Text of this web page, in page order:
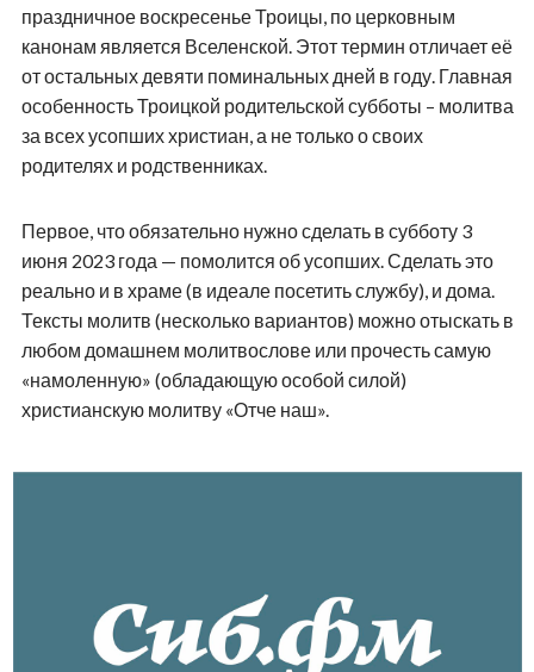
праздничное воскресенье Троицы, по церковным
канонам является Вселенской. Этот термин отличает её
от остальных девяти поминальных дней в году. Главная
особенность Троицкой родительской субботы – молитва
за всех усопших христиан, а не только о своих
родителях и родственниках.
Первое, что обязательно нужно сделать в субботу 3
июня 2023 года — помолится об усопших. Сделать это
реально и в храме (в идеале посетить службу), и дома.
Тексты молитв (несколько вариантов) можно отыскать в
любом домашнем молитвослове или прочесть самую
«намоленную» (обладающую особой силой)
христианскую молитву «Отче наш».